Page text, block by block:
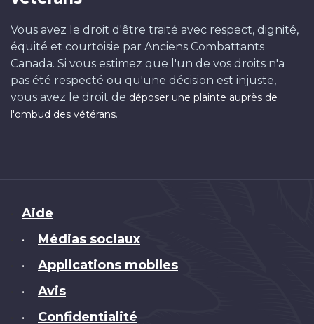
Vous avez le droit d'être traité avec respect, dignité,
équité et courtoisie par Anciens Combattants
Canada. Si vous estimez que l'un de vos droits n'a
pas été respecté ou qu'une décision est injuste,
vous avez le droit de déposer une plainte auprès de
l'ombud des vétérans.
Brand
Aide
• Médias sociaux
• Applications mobiles
• Avis
• Confidentialité